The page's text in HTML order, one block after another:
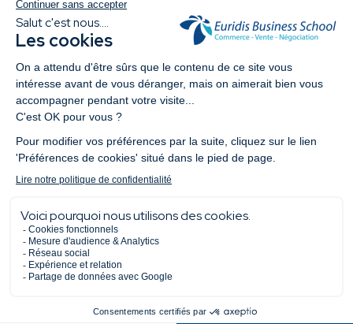
Expositions, conférences, bureau des
sports
BDE, Soirées étudiantes, soirées des
anciens, afterworks
Week-end d’intégration, week-end au ski